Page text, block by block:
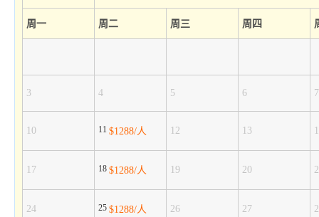
周一 周二 周三 周四
3 4 5 6 7
10 11 $1288/人 12 13
17 18 $1288/人 19 20
24 25 $1288/人 26 27